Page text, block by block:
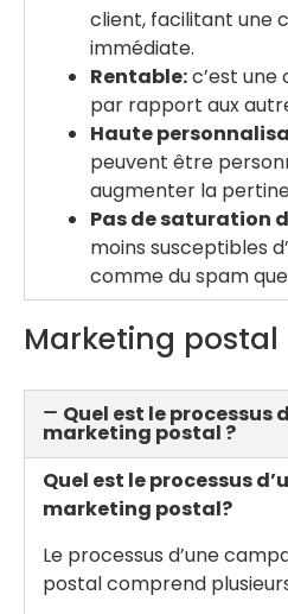
client, facilitant une
immédiate.
Rentable:c’est
par rapport aux
Haute
peuvent être
augmenter la
Pas de saturation
moins susceptibles
comme du spam
Marketing postal
Quel est le processus
marketing postal ?
Quel est le processus
marketing postal?
Le processus d’une
postal comprend